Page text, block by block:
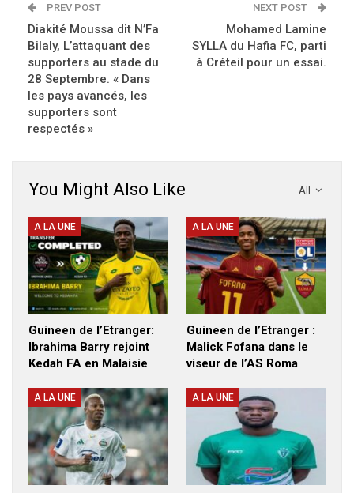
PREV POST
Diakité Moussa dit N’Fa
Bilaly, L’attaquant des
supporters au stade du
28 Septembre. « Dans
les pays avancés, les
supporters sont
respectés »
NEXT POST
Mohamed Lamine
SYLLA du Hafia FC, parti
à Créteil pour un essai.
All
You Might Also Like
A LA UNE
Guineen de l’Etranger:
Ibrahima Barry rejoint
Kedah FA en Malaisie
A LA UNE
Guineen de l’Etranger :
Malick Fofana dans le
viseur de l’AS Roma
A LA UNE A LA UNE